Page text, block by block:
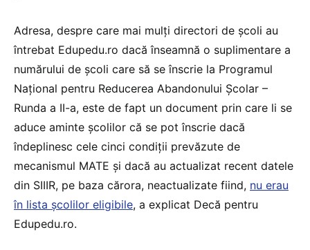
Adresa, despre care mai mulți directori de școli au
întrebat Edupedu.ro dacă înseamnă o suplimentare a
numărului de școli care să se înscrie la Programul
Național pentru Reducerea Abandonului Școlar –
Runda a II-a, este de fapt un document prin care li se
aduce aminte școlilor că se pot înscrie dacă
îndeplinesc cele cinci condiții prevăzute de
mecanismul MATE și dacă au actualizat recent datele
din SIIIR, pe baza cărora, neactualizate fiind, nu erau
în lista școlilor eligibile, a explicat Decă pentru
Edupedu.ro.